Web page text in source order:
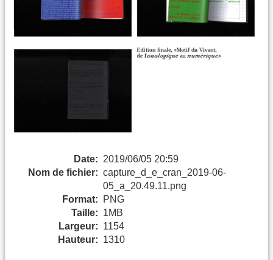
Date: 2019/06/05 20:59
Nom de fichier: capture_d_e_cran_2019-06-
05_a_20.49.11.png
Format:
PNG
Taille: 1MB
Largeur: 1154
Hauteur: 1310